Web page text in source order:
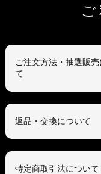
ご注文方法・抽選販
て
返品・交換について
特定商取引法について